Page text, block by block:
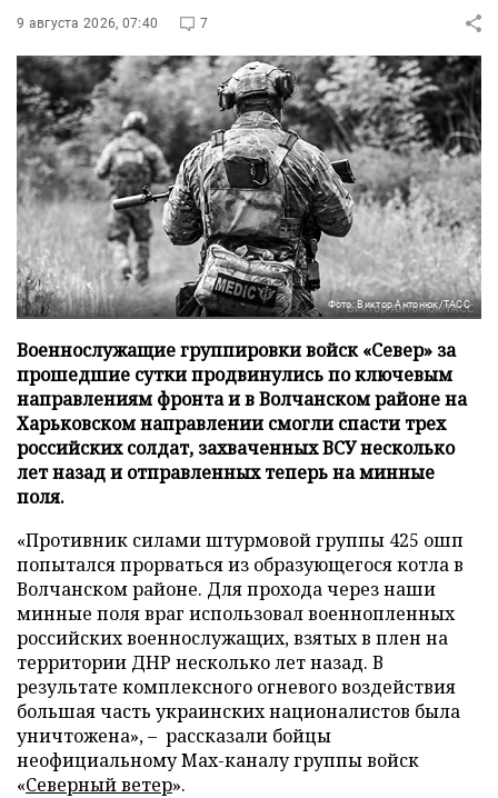
9 августа 2026, 07:40 7
Фото: Виктор Антонюк/ТАСС
Военнослужащие группировки войск «Север» за
прошедшие сутки продвинулись по ключевым
направлениям фронта и в Волчанском районе на
Харьковском направлении смогли спасти трех
российских солдат, захваченных ВСУ несколько
лет назад и отправленных теперь на минные
поля.
«Противник силами штурмовой группы 425 ошп
попытался прорваться из образующегося котла в
Волчанском районе. Для прохода через наши
минные поля враг использовал военнопленных
российских военнослужащих, взятых в плен на
территории ДНР несколько лет назад. В
результате комплексного огневого воздействия
большая часть украинских националистов была
уничтожена», – рассказали бойцы
неофициальному Max-каналу группы войск
«Северный ветер».